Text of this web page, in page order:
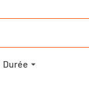
Durée